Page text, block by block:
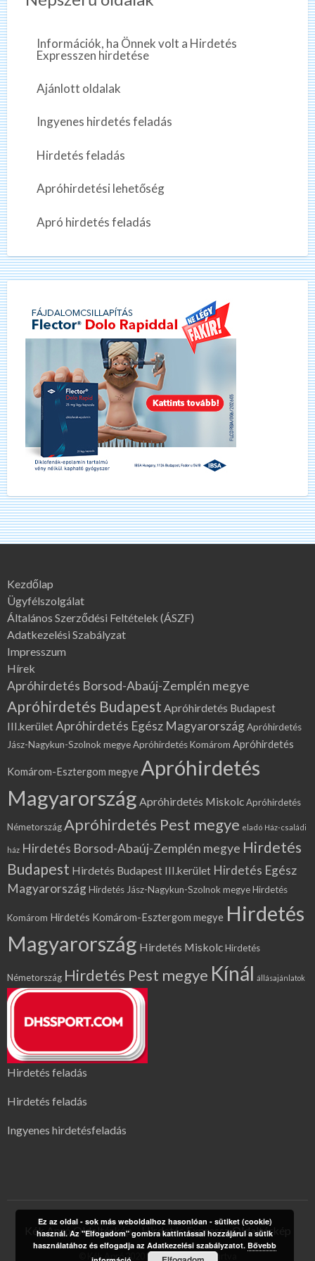
Információk, ha Önnek volt a Hirdetés
Expresszen hirdetése
Ajánlott oldalak
Ingyenes hirdetés feladás
Hirdetés feladás
Apróhirdetési lehetőség
Apró hirdetés feladás
Kezdőlap
Ügyfélszolgálat
Általános Szerződési Feltételek (ÁSZF)
Adatkezelési Szabályzat
Impresszum
Hírek
Apróhirdetés Borsod-Abaúj-Zemplén megye
Apróhirdetés Budapest Apróhirdetés Budapest
III.kerületApróhirdetés Egész MagyarországApróhirdetés
Jász-Nagykun-Szolnok megyeApróhirdetés Komárom Apróhirdetés
Komárom-Esztergom megyeApróhirdetés
Magyarország Apróhirdetés MiskolcApróhirdetés
NémetországApróhirdetés Pest megye eladó Ház-családi
ház Hirdetés Borsod-Abaúj-Zemplén megye Hirdetés
Budapest Hirdetés Budapest III.kerület Hirdetés Egész
MagyarországHirdetés Jász-Nagykun-Szolnok megyeHirdetés
Komárom Hirdetés Komárom-Esztergom megye Hirdetés
Magyarország Hirdetés MiskolcHirdetés
Németország Hirdetés Pest megye Kínál állásajánlatok
Hirdetés feladás
Hirdetés feladás
Ingyenes hirdetésfeladás
Kék Apró Oldaltérkép Hirdetés Expressz Oldaltérkép
© Kék Apró 2020 | Minden jog fenntartva
Ez az oldal - sok más weboldalhoz hasonlóan - sütiket (cookie)
használ. Az "Elfogadom" gombra kattintással hozzájárul a sütik
használatához és elfogadja az Adatkezelési szabályzatot.Bővebb